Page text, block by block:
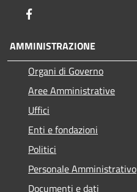
AMMINISTRAZIONE
Organi di Governo
Aree Amministrative
Uffici
Enti e fondazioni
Politici
Personale Amministrativo
Documenti e dati